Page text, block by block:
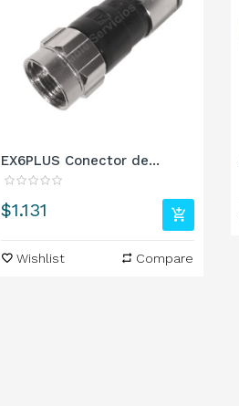
EX6PLUS Conector de...
Precio
$1.131
Wishlist Compare